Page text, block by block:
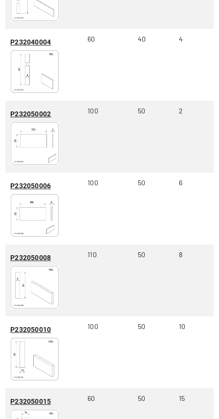
P232040004 60 40 4
P232050002 100 50 2
P232050006 100 50 6
P232050008 110 50 8
P232050010 100 50 10
P232050015 60 50 15